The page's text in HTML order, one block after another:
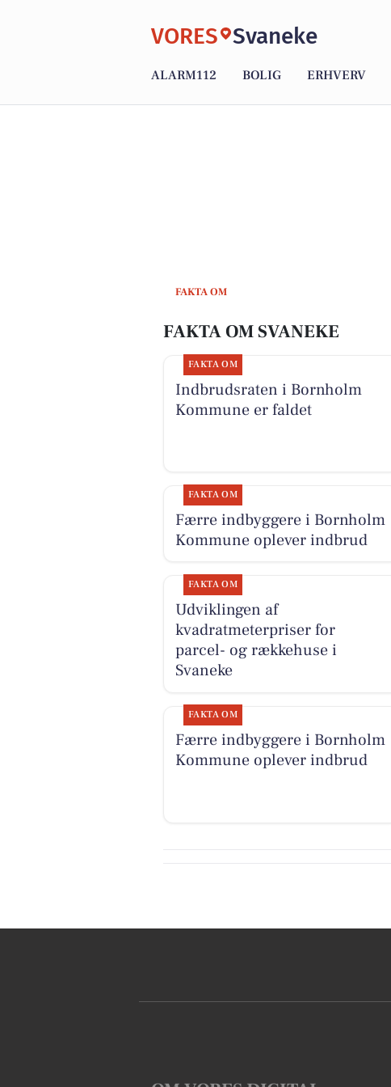
VORES Svaneke
ALARM112 BOLIG ERHVERV
FAKTA OM
FAKTA OM SVANEKE
FAKTA OM
Indbrudsraten i Bornholm
Kommune er faldet
FAKTA OM
Færre indbyggere i Bornholm
Kommune oplever indbrud
FAKTA OM
Udviklingen af
kvadratmeterpriser for
parcel- og rækkehuse i
Svaneke
FAKTA OM
Færre indbyggere i Bornholm
Kommune oplever indbrud